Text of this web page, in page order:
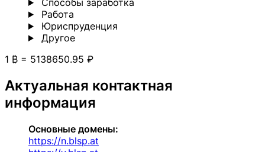
Способы заработка
Работа
Юриспруденция
Другoе
1 ₿ = 5138650.95 ₽
Актуальная контактная
информация
Основные домены:
https://n.blsp.at